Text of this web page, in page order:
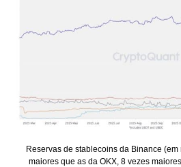
Reservas de stablecoins da Binance
maiores que as da OKX, 8 vezes